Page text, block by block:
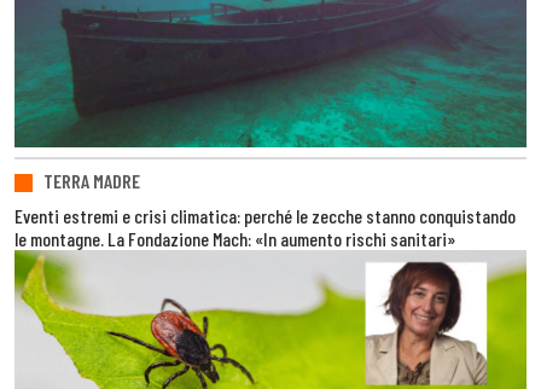
TERRA MADRE
Eventi estremi e crisi climatica: perché le zecche stanno conquistando
le montagne. La Fondazione Mach: «In aumento rischi sanitari»